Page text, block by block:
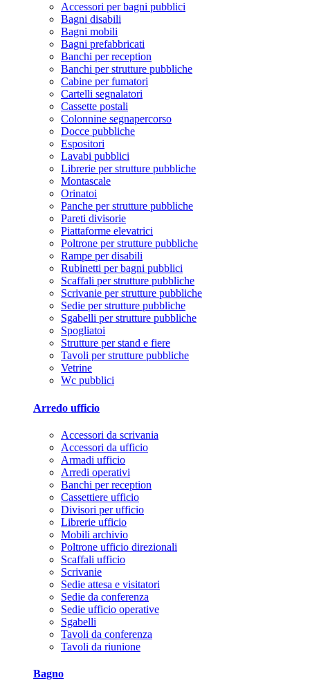
Accessori per bagni pubblici
Bagni disabili
Bagni mobili
Bagni prefabbricati
Banchi per reception
Banchi per strutture pubbliche
Cabine per fumatori
Cartelli segnalatori
Cassette postali
Colonnine segnapercorso
Docce pubbliche
Espositori
Lavabi pubblici
Librerie per strutture pubbliche
Montascale
Orinatoi
Panche per strutture pubbliche
Pareti divisorie
Piattaforme elevatrici
Poltrone per strutture pubbliche
Rampe per disabili
Rubinetti per bagni pubblici
Scaffali per strutture pubbliche
Scrivanie per strutture pubbliche
Sedie per strutture pubbliche
Sgabelli per strutture pubbliche
Spogliatoi
Strutture per stand e fiere
Tavoli per strutture pubbliche
Vetrine
Wc pubblici
Arredo ufficio
Accessori da scrivania
Accessori da ufficio
Armadi ufficio
Arredi operativi
Banchi per reception
Cassettiere ufficio
Divisori per ufficio
Librerie ufficio
Mobili archivio
Poltrone ufficio direzionali
Scaffali ufficio
Scrivanie
Sedie attesa e visitatori
Sedie da conferenza
Sedie ufficio operative
Sgabelli
Tavoli da conferenza
Tavoli da riunione
Bagno